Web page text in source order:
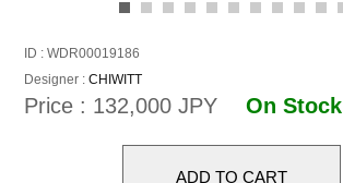
ID : WDR00019186
Designer :CHIWITT
Price : 132,000 JPYOn Stock